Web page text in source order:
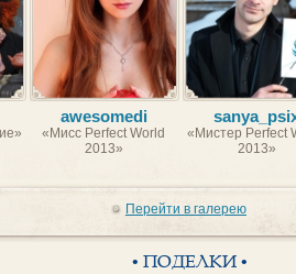
awesomedi
«Мисс Perfect World
2013»
«Мистер Perfect
2013»
Перейти в галерею
• ПОДЕЛКИ •